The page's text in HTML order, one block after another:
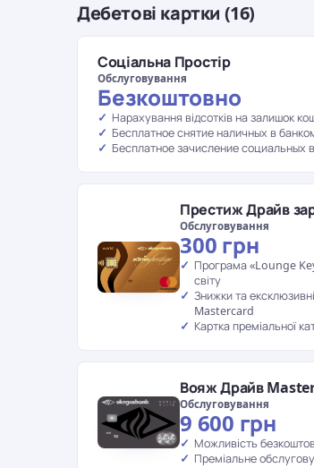
Дебетові картки (16)
Соціальна Простір
Обслуговування
Безкоштовно
Нарахування відсотків на залишок
Бесплатное снятие наличных в
Бесплатное зачисление социальных
Престиж Драйв
Обслуговування
300 грн
Програма «Lounge
світу
Знижки та
Mastercard
Картка преміальної
Вояж Драйв
Обслуговування
9 600 грн
Можливість
Преміальне